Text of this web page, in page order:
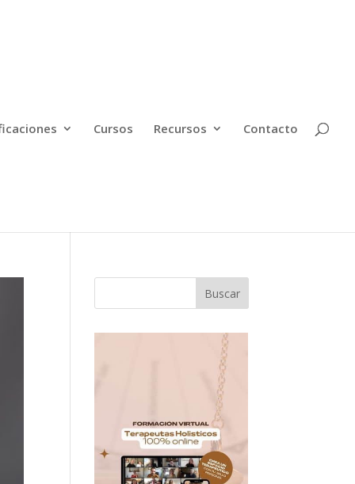
Cursos Recursos Contacto